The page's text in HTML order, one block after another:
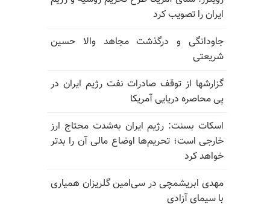
ایران را تصویب کرد
جاودانگی و درگذشت مجاهد والا حسین
شریعتی
گزارشها از توقف صادرات نفت رژیم ایران در
پی محاصره دریایی آمریکا
اسکات بسنت: رژیم ایران به‌شدت محتاج ارز
خارجی است؛ تحریم‌ها اوضاع مالی آن را بدتر
خواهد کرد
مهدی ابریشمچی در سی‌امین گلریزان همیاری
با سیمای آزادی